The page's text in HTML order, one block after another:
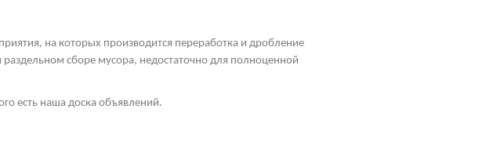
на которых производится переработка и дробление
раздельном сборе мусора, недостаточно для полноценной
есть наша доска объявлений.